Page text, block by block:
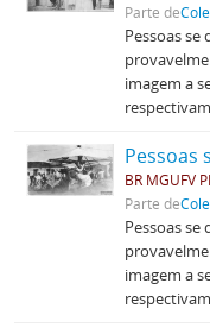
Parte de
Pessoas
imagem a
Pessoas
BR MGUFV
Parte de
Pessoas
imagem a